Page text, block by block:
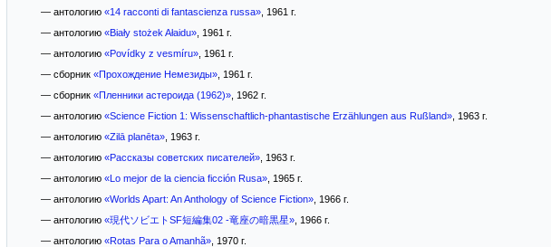
— антологию «14 racconti di fantascienza russa», 1961 г.
— антологию «Biały stożek Ałaidu», 1961 г.
— антологию «Povídky z vesmíru», 1961 г.
— сборник «Прохождение Немезиды», 1961 г.
— сборник «Пленники астероида (1962)», 1962 г.
— антологию «Science Fiction 1: Wissenschaftlich-phantastische Erzählungen aus Rußland», 1963 г.
— антологию «Zilā planēta», 1963 г.
— антологию «Рассказы советских писателей», 1963 г.
— антологию «Lo mejor de la ciencia ficción Rusa», 1965 г.
— антологию «Worlds Apart: An Anthology of Science Fiction», 1966 г.
— антологию «現代ソビエトSF短編集02 -竜座の暗黒星», 1966 г.
— антологию «Rotas Para o Amanhã», 1970 г.